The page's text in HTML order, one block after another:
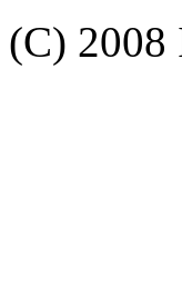
(C) 2008